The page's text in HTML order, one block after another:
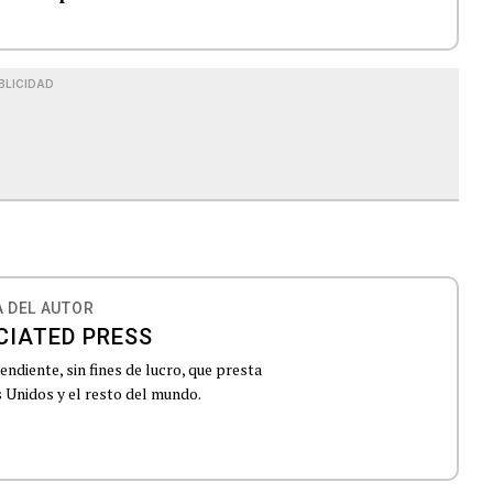
DEL AUTOR
PRESS
sin fines de lucro, que presta
y el resto del mundo.